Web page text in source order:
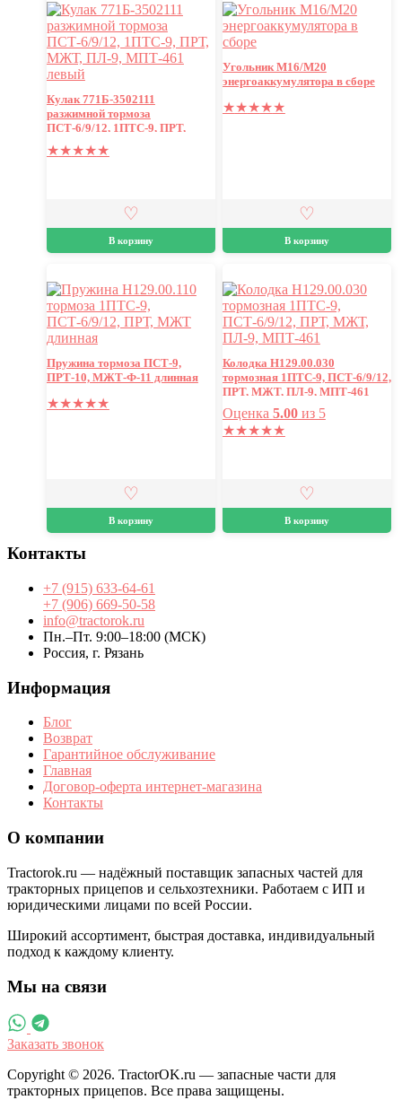
Кулак 771Б-3502111
разжимной тормоза
ПСТ-6/9/12, 1ПТС-9, ПРТ,
МЖТ, ПЛ-9, МПТ-461 левый
★★★★★
В корзину
Угольник М16/М20
энергоаккумулятора в сборе
★★★★★
В корзину
Пружина тормоза ПСТ-9,
ПРТ-10, МЖТ-Ф-11 длинная
★★★★★
В корзину
Колодка Н129.00.030
тормозная 1ПТС-9, ПСТ-6/9/12,
ПРТ, МЖТ, ПЛ-9, МПТ-461
Оценка 5.00из 5
★★★★★
В корзину
Контакты
+7 (915) 633-64-61
+7 (906) 669-50-58
info@tractorok.ru
Пн.–Пт. 9:00–18:00 (МСК)
Россия, г. Рязань
Информация
Блог
Возврат
Гарантийное обслуживание
Главная
Договор-оферта интернет-магазина
Контакты
О компании
Tractorok.ru — надёжный поставщик запасных частей для
тракторных прицепов и сельхозтехники. Работаем с ИП и
юридическими лицами по всей России.
Широкий ассортимент, быстрая доставка, индивидуальный
подход к каждому клиенту.
Мы на связи
Заказать звонок
Copyright © 2026. TractorOK.ru — запасные части для
тракторных прицепов. Все права защищены.